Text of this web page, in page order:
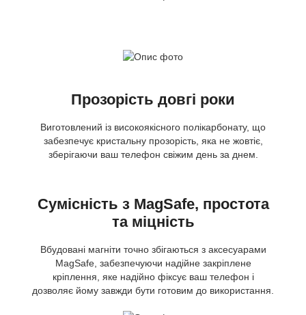
Прозорість довгі роки
Виготовлений із високоякісного полікарбонату, що
забезпечує кристальну прозорість, яка не жовтіє,
зберігаючи ваш телефон свіжим день за днем.
Сумісність з MagSafe, простота
та міцність
Вбудовані магніти точно збігаються з аксесуарами
MagSafe, забезпечуючи надійне закріплене
кріплення, яке надійно фіксує ваш телефон і
дозволяє йому завжди бути готовим до використання.